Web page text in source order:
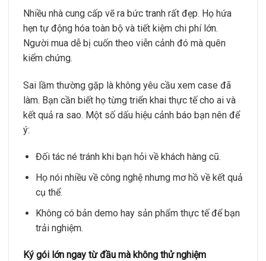
Nhiều nhà cung cấp vẽ ra bức tranh rất đẹp. Họ hứa
hẹn tự động hóa toàn bộ và tiết kiệm chi phí lớn.
Người mua dễ bị cuốn theo viễn cảnh đó mà quên
kiểm chứng.
Sai lầm thường gặp là không yêu cầu xem case đã
làm. Bạn cần biết họ từng triển khai thực tế cho ai và
kết quả ra sao. Một số dấu hiệu cảnh báo bạn nên để
ý:
Đối tác né tránh khi bạn hỏi về khách hàng cũ.
Họ nói nhiều về công nghệ nhưng mơ hồ về kết quả
cụ thể.
Không có bản demo hay sản phẩm thực tế để bạn
trải nghiệm.
Ký gói lớn ngay từ đầu mà không thử nghiệm